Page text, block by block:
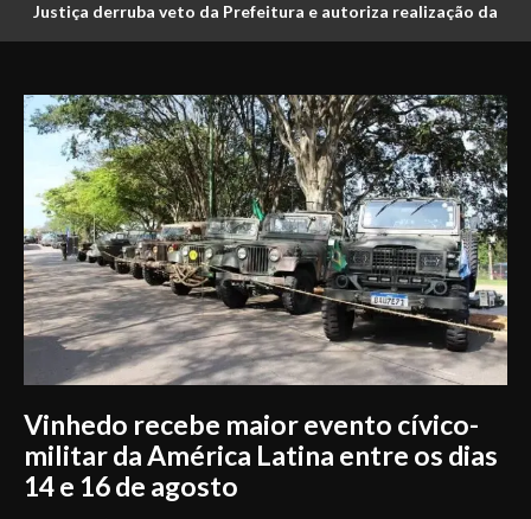
Justiça derruba veto da Prefeitura e autoriza realização da
Vinhedo recebe maior evento cívico-
militar da América Latina entre os dias
14 e 16 de agosto